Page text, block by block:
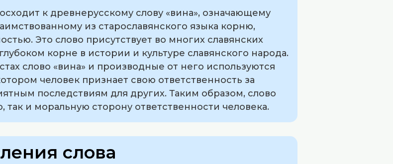
к древнерусскому слову «вина», означающему
из старославянского языка корню,
Это слово присутствует во многих славянских
корне в истории и культуре славянского народа.
слово «вина» и производные от него используются
человек признает свою ответственность за
последствиям для других. Таким образом, слово
так и моральную сторону ответственности человека.
слова